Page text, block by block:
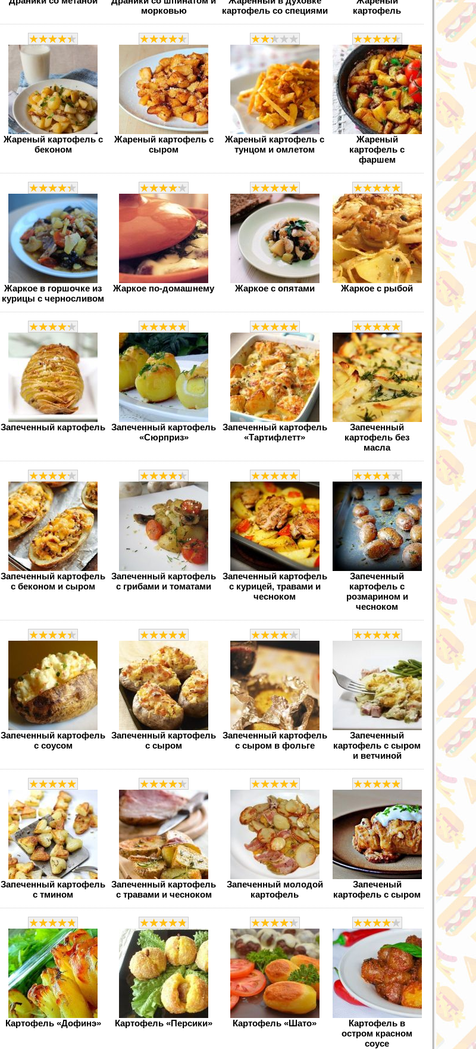
морковью
картофель со специями
картофель
Жареный картофель с
беконом
Жареный картофель с
сыром
Жареный картофель с
тунцом и омлетом
Жареный
картофель с
фаршем
Жаркое в горшочке из
курицы с черносливом
Жаркое по-домашнему Жаркое с опятами Жаркое с рыбой
Запеченный картофель Запеченный картофель
«Сюрприз»
Запеченный картофель
«Тартифлетт»
Запеченный
картофель без
масла
Запеченный картофель
с беконом и сыром
Запеченный картофель
с грибами и томатами
Запеченный картофель
с курицей, травами и
чесноком
Запеченный
картофель с
розмарином и
чесноком
Запеченный картофель
с соусом
Запеченный картофель
с сыром
Запеченный картофель
с сыром в фольге
Запеченный
картофель с сыром
и ветчиной
Запеченный картофель
с тмином
Запеченный картофель
с травами и чесноком
Запеченный молодой
картофель
Запеченый
картофель с сыром
Картофель «Дофинэ» Картофель «Персики» Картофель «Шато»
Картофель в
остром красном
соусе